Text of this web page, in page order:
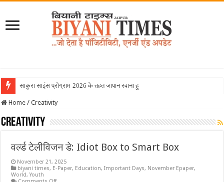
साकुरा साइंस प्रोग्राम-2026 के तहत जापान रवाना हुई बियानी ग्रुप ऑफ कॉल
Home / Creativity
Creativity
वर्ल्ड टेलीविजन डे: Idiot Box to Smart Box
November 21, 2025
biyani times, E-Paper, Education,Important Days, November Epaper,
World,Youth